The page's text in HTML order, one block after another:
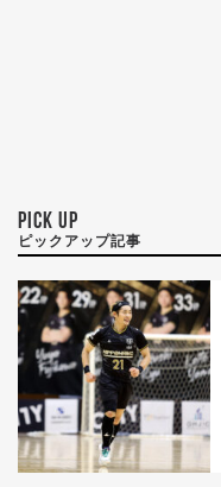
PICK UP
ピックアップ記事